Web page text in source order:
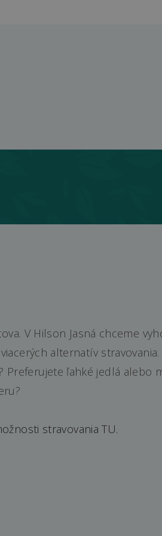
V Hilson Jasná chceme
alternatív stravovania.
Preferujete ľahké jedlá alebo
stravovania TU.